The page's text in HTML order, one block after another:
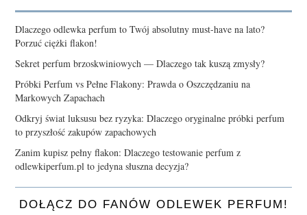
Dlaczego odlewka perfum to Twój absolutny must-have na lato?
Porzuć ciężki flakon!
Sekret perfum brzoskwiniowych — Dlaczego tak kuszą zmysły?
Próbki Perfum vs Pełne Flakony: Prawda o Oszczędzaniu na
Markowych Zapachach
Odkryj świat luksusu bez ryzyka: Dlaczego oryginalne próbki perfum
to przyszłość zakupów zapachowych
Zanim kupisz pełny flakon: Dlaczego testowanie perfum z
odlewkiperfum.pl to jedyna słuszna decyzja?
DOŁĄCZ DO FANÓW ODLEWEK PERFUM!